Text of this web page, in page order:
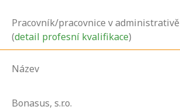
Pracovník/pracovnice v administrativě
(detail profesní kvalifikace)
Název
Bonasus, s.r.o.